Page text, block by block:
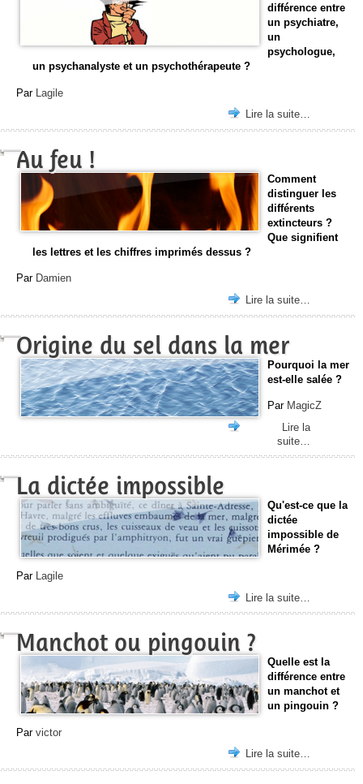
différence entre
un psychiatre,
un
psychologue,
un psychanalyste et un psychothérapeute ?
Par Lagile
Lire la suite…
Au feu !
Comment
distinguer les
différents
extincteurs ?
Que signifient
les lettres et les chiffres imprimés dessus ?
Par Damien
Lire la suite…
Origine du sel dans la mer
Pourquoi la mer
est-elle salée ?
Par MagicZ
Lire la
suite…
La dictée impossible
Qu'est-ce que la
dictée
impossible de
Mérimée ?
Par
Lagile
Lire la suite…
Manchot ou pingouin ?
Quelle est la
différence entre
un manchot et
un pingouin ?
Par victor
Lire la suite…